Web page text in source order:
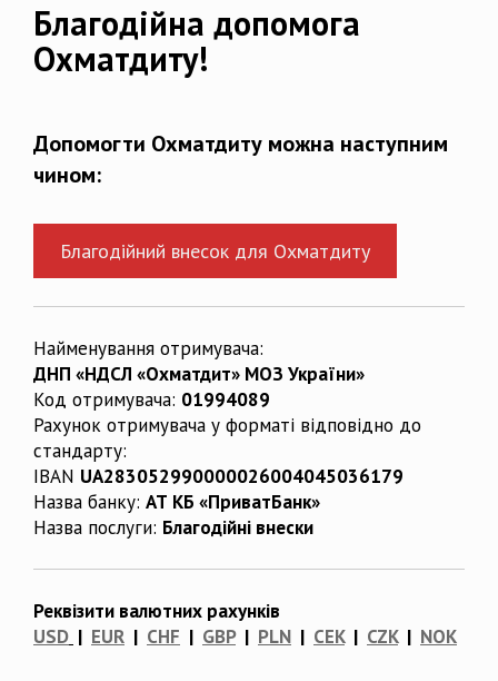
Благодійна допомога
Охматдиту!
Допомогти Охматдиту можна наступним
чином:
Благодійний внесок для Охматдиту
Найменування отримувача:
ДНП «НДСЛ «Охматдит» МОЗ України»
Код отримувача: 01994089
Рахунок отримувача у форматі відповідно до
стандарту:
IBAN UA283052990000026004045036179
Назва банку: АТ КБ «ПриватБанк»
Назва послуги: Благодійні внески
Реквізити валютних рахунків
USD | EUR | CHF | GBP| PLN | CEK| CZK| NOK